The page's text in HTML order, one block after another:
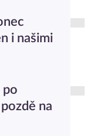
i našimi
po
na